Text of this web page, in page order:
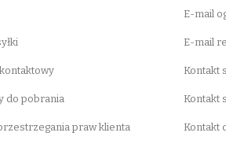
do pobrania
praw klienta
E-mail
E-mail
Kontakt
Kontakt
Kontakt